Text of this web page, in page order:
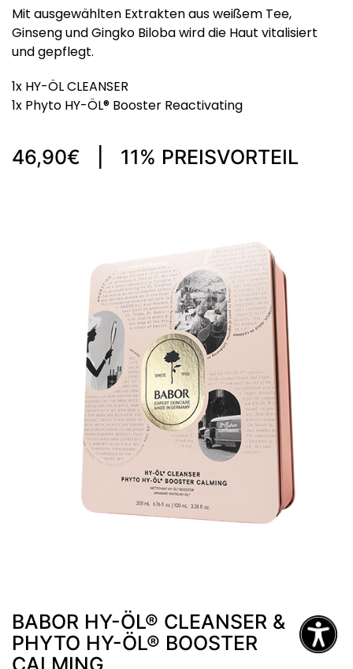
Mit ausgewählten Extrakten aus weißem Tee,
Ginseng und Gingko Biloba wird die Haut vitalisiert
und gepflegt.
1x HY-ÖL CLEANSER
1x Phyto HY-ÖL® Booster Reactivating
46,90€ | 11% PREISVORTEIL
BABOR HY-ÖL® CLEANSER &
PHYTO HY-ÖL® BOOSTER
CALMING